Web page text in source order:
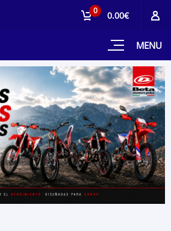
MENU
0 0.00€